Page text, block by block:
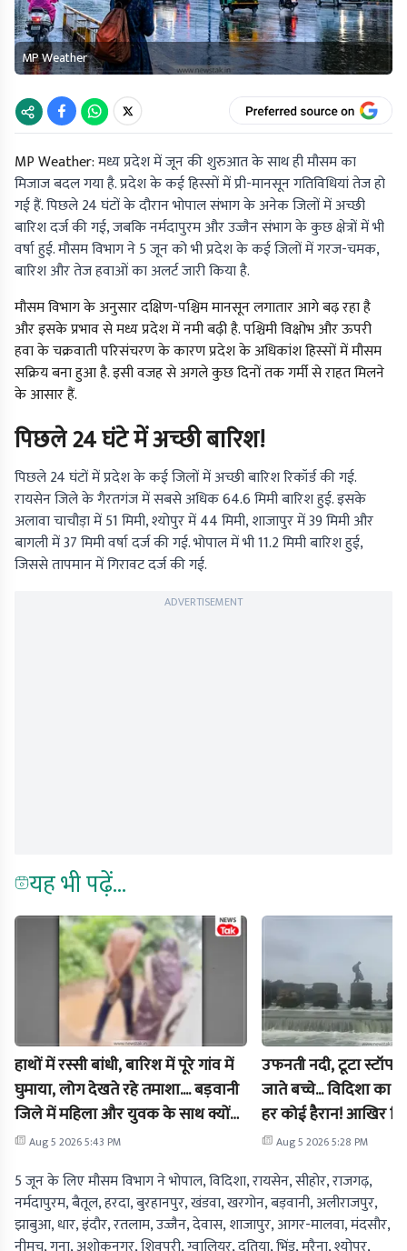
MP Weather
MP Weather:मध्य प्रदेश में जून की शुरुआत के साथ ही मौसम का
मिजाज बदल गया है. प्रदेश के कई हिस्सों में प्री-मानसून गतिविधियां तेज हो
गई हैं. पिछले 24 घंटों के दौरान भोपाल संभाग के अनेक जिलों में अच्छी
बारिश दर्ज की गई, जबकि नर्मदापुरम और उज्जैन संभाग के कुछ क्षेत्रों में भी
वर्षा हुई. मौसम विभाग ने 5 जून को भी प्रदेश के कई जिलों में गरज-चमक,
बारिश और तेज हवाओं का अलर्ट जारी किया है.
मौसम विभाग के अनुसार दक्षिण-पश्चिम मानसून लगातार आगे बढ़ रहा है
और इसके प्रभाव से मध्य प्रदेश में नमी बढ़ी है. पश्चिमी विक्षोभ और ऊपरी
हवा के चक्रवाती परिसंचरण के कारण प्रदेश के अधिकांश हिस्सों में मौसम
सक्रिय बना हुआ है. इसी वजह से अगले कुछ दिनों तक गर्मी से राहत मिलने
के आसार हैं.
पिछले 24 घंटे में अच्छी बारिश!
पिछले 24 घंटों में प्रदेश के कई जिलों में अच्छी बारिश रिकॉर्ड की गई.
रायसेन जिले के गैरतगंज में सबसे अधिक 64.6 मिमी बारिश हुई. इसके
अलावा चाचौड़ा में 51 मिमी, श्योपुर में 44 मिमी, शाजापुर में 39 मिमी और
बागली में 37 मिमी वर्षा दर्ज की गई. भोपाल में भी 11.2 मिमी बारिश हुई,
जिससे तापमान में गिरावट दर्ज की गई.
ADVERTISEMENT
यह भी पढ़ें...
हाथों में रस्सी बांधी, बारिश में पूरे गांव में
घुमाया, लोग देखते रहे तमाशा.... बड़वानी
जिले में महिला और युवक के साथ क्यों
किया गया ये सलूक? जानें पूरा मामला
Aug 5 2026 5:43 PM
उफनती नदी, टूटा
जाते बच्चे... विदिशा का
हर कोई हैरान! आखिर
Aug 5 2026 5:28 PM
5 जून के लिए मौसम विभाग ने भोपाल, विदिशा, रायसेन, सीहोर, राजगढ़,
नर्मदापुरम, बैतूल, हरदा, बुरहानपुर, खंडवा, खरगोन, बड़वानी, अलीराजपुर,
झाबुआ, धार, इंदौर, रतलाम, उज्जैन, देवास, शाजापुर, आगर-मालवा, मंदसौर,